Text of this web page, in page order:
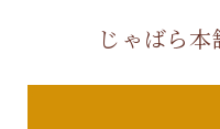
じゃばら